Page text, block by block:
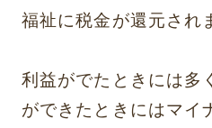
福祉に税金が還元され
利益がでたときには多
ができたときにはマイ